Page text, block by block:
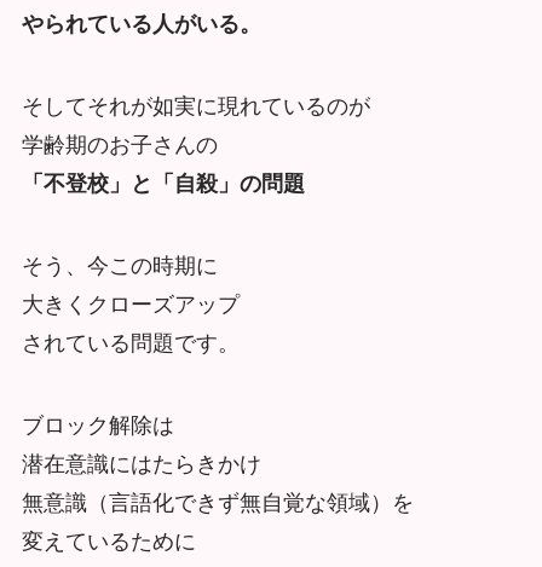
やられている人がいる。
そしてそれが如実に現れているのが
学齢期のお子さんの
「不登校」と「自殺」の問題
そう、今この時期に
大きくクローズアップ
されている問題です。
ブロック解除は
潜在意識にはたらきかけ
無意識（言語化できず無自覚な領域）を
変えているために